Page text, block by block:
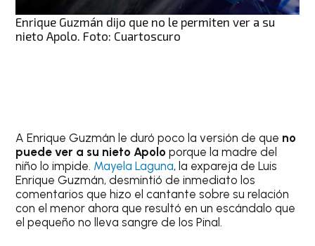
Enrique Guzmán dijo que no le permiten ver a su
nieto Apolo. Foto: Cuartoscuro
A Enrique Guzmán le duró poco la versión de que no
puede ver a su nieto Apolo porque la madre del
niño lo impide. Mayela Laguna, la expareja de Luis
Enrique Guzmán, desmintió de inmediato los
comentarios que hizo el cantante sobre su relación
con el menor ahora que resultó en un escándalo que
el pequeño no lleva sangre de los Pinal.